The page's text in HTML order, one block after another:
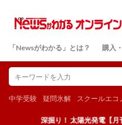
「Newsがわかる」とは？ 購入
中学受験 疑問氷解 スクールエコ
深掘り！ 太陽光発電【月刊